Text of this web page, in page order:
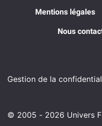
Mentions légales
Nous
Gestion de la
© 2005 - 2026 Univers